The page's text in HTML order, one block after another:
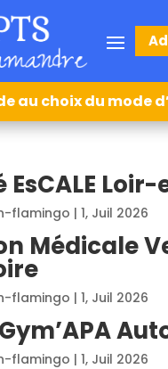
au choix du mode
EsCALE
flamingo | 1, Juil 2026
Médicale
flamingo | 1, Juil 2026
flamingo | 1, Juil 2026